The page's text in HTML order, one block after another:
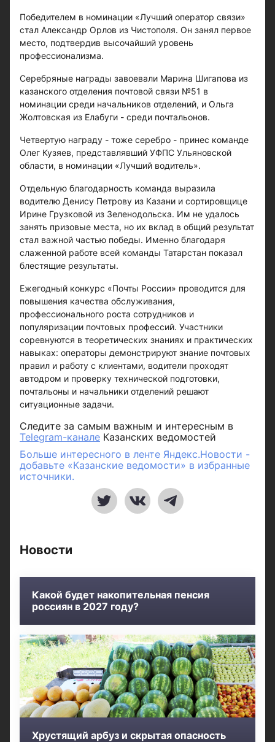
Победителем в номинации «Лучший оператор связи»
стал Александр Орлов из Чистополя. Он занял первое
место, подтвердив высочайший уровень
профессионализма.
Серебряные награды завоевали Марина Шигапова из
казанского отделения почтовой связи №51 в
номинации среди начальников отделений, и Ольга
Жолтовская из Елабуги - среди почтальонов.
Четвертую награду - тоже серебро - принес команде
Олег Кузяев, представлявший УФПС Ульяновской
области, в номинации «Лучший водитель».
Отдельную благодарность команда выразила
водителю Денису Петрову из Казани и сортировщице
Ирине Грузковой из Зеленодольска. Им не удалось
занять призовые места, но их вклад в общий результат
стал важной частью победы. Именно благодаря
слаженной работе всей команды Татарстан показал
блестящие результаты.
Ежегодный конкурс «Почты России» проводится для
повышения качества обслуживания,
профессионального роста сотрудников и
популяризации почтовых профессий. Участники
соревнуются в теоретических знаниях и практических
навыках: операторы демонстрируют знание почтовых
правил и работу с клиентами, водители проходят
автодром и проверку технической подготовки,
почтальоны и начальники отделений решают
ситуационные задачи.
Следите за самым важным и интересным в
Telegram-канале Казанских ведомостей
Больше интересного в ленте Яндекс.Новости -
добавьте «Казанские ведомости» в избранные
источники.
Новости
Какой будет накопительная пенсия
россиян в 2027 году?
Хрустящий арбуз и скрытая опасность